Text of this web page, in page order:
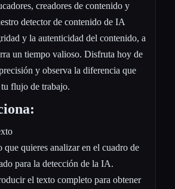
creadores de contenido y
detector de contenido de IA
y la autenticidad del contenido, a
un tiempo valioso. Disfruta hoy de
y observa la diferencia que
flujo de trabajo.
que quieres analizar en el cuadro de
para la detección de la IA.
el texto completo para obtener